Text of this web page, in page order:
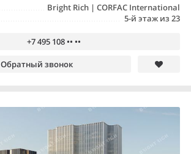
Bright Rich | CORFAC International
5-й этаж из 23
+7 495 108 •• ••
Обратный звонок